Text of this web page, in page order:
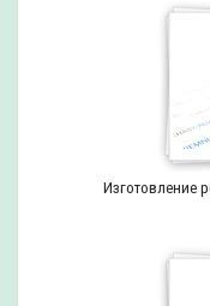
Изготовление